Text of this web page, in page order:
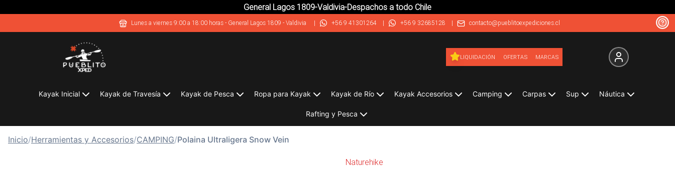
General Lagos 1809-Valdivia-Despachos a todo Chile
Lunes a viernes 9:00 a 18:00 horas - General Lagos 1809 - Valdivia | +56 9 41301264 | +56 9 32685128 | contacto@pueblitoexpediciones.cl
LIQUIDACIÓN OFERTAS MARCAS
Kayak Inicial Kayak de Travesía Kayak de Pesca Ropa para Kayak Kayak de Río Kayak Accesorios Camping Carpas Sup Náutica
Rafting y Pesca
Inicio/Herramientas y Accesorios/CAMPING/Polaina Ultraligera Snow Vein
Naturehike